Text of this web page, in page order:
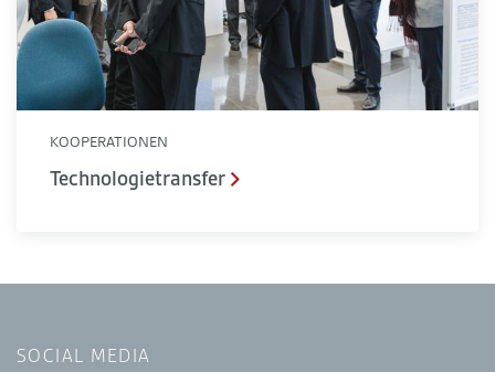
KOOPERATIONEN
Technologietransfer
SOCIAL MEDIA